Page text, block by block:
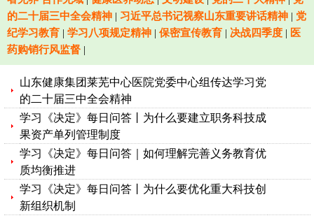
的二十届三中全会精神 | 习近平总书记视察山东重要讲话精神 | 党
纪学习教育 | 学习八项规定精神 | 保密宣传教育 | 决战四季度 | 医
药购销行风监督 |
山东健康集团莱芜中心医院党委中心组传达学习党
的二十届三中全会精神
学习《决定》每日问答丨为什么要建立职务科技成
果资产单列管理制度
学习《决定》每日问答｜如何理解完善义务教育优
质均衡推进
学习《决定》每日问答丨为什么要优化重大科技创
新组织机制